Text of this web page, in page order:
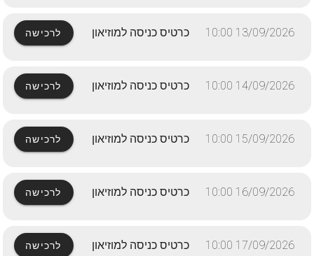
13/09/2026 10:00 כרטיס כניסה למוזיאון לרכישה
14/09/2026 10:00 כרטיס כניסה למוזיאון לרכישה
15/09/2026 10:00 כרטיס כניסה למוזיאון לרכישה
16/09/2026 10:00 כרטיס כניסה למוזיאון לרכישה
17/09/2026 10:00 כרטיס כניסה למוזיאון לרכישה